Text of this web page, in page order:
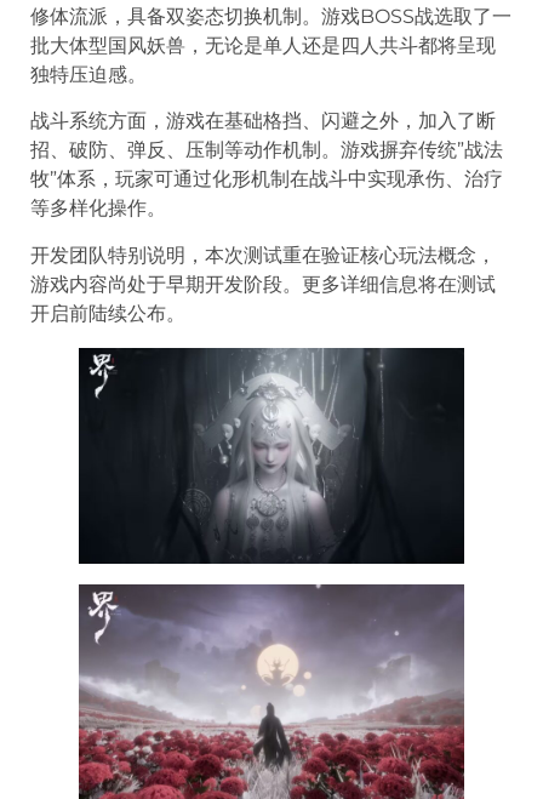
修体流派，具备双姿态切换机制。游戏BOSS战选取了一
批大体型国风妖兽，无论是单人还是四人共斗都将呈现
独特压迫感。
战斗系统方面，游戏在基础格挡、闪避之外，加入了断
招、破防、弹反、压制等动作机制。游戏摒弃传统”战法
牧”体系，玩家可通过化形机制在战斗中实现承伤、治疗
等多样化操作。
开发团队特别说明，本次测试重在验证核心玩法概念，
游戏内容尚处于早期开发阶段。更多详细信息将在测试
开启前陆续公布。